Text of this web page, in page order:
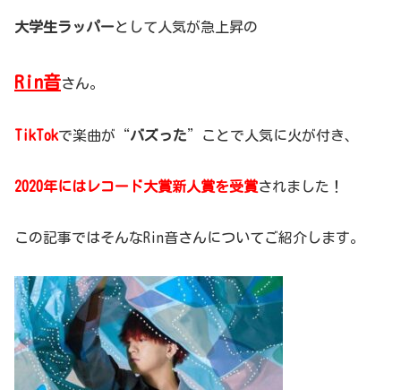
大学生ラッパーとして人気が急上昇の
Rin音さん。
TikTokで楽曲が“バズった”ことで人気に火が付き、
2020年にはレコード大賞新人賞を受賞されました！
この記事ではそんなRin音さんについてご紹介します。